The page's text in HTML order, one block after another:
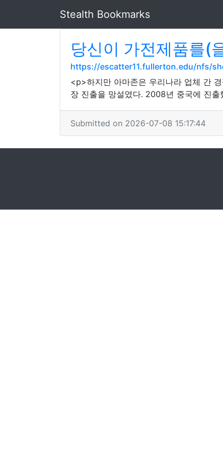
Stealth Bookmarks
당신이 가전제품를(
https://escatter11.fullerton.edu/nfs/
<p>하지만 아마존은 우리나라 업체 간
장 진출을 망설였다. 2008년 중국에 진
Submitted on 2026-07-08 15:17:44